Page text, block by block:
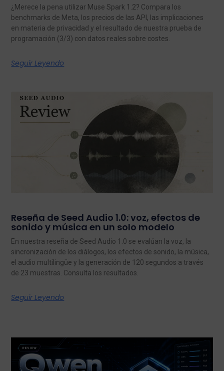
¿Merece la pena utilizar Muse Spark 1.2? Compara los
benchmarks de Meta, los precios de las API, las implicaciones
en materia de privacidad y el resultado de nuestra prueba de
programación (3/3) con datos reales sobre costes.
Seguir Leyendo
Reseña de Seed Audio 1.0: voz, efectos de
sonido y música en un solo modelo
En nuestra reseña de Seed Audio 1.0 se evalúan la voz, la
sincronización de los diálogos, los efectos de sonido, la música,
el audio multilingüe y la generación de 120 segundos a través
de 23 muestras. Consulta los resultados.
Seguir Leyendo